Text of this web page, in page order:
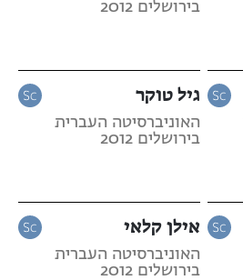
בירושלים 2012
גיל טוקר
האוניברסיטה העברית
בירושלים 2012
אילן קלאי
האוניברסיטה העברית
בירושלים 2012